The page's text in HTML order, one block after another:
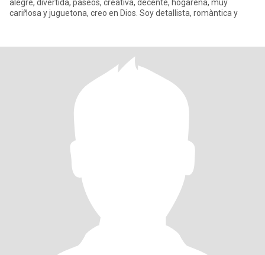
alegre, divertida, paseos, creativa, decente, hogareña, muy
cariñosa y juguetona, creo en Dios. Soy detallista, romàntica y